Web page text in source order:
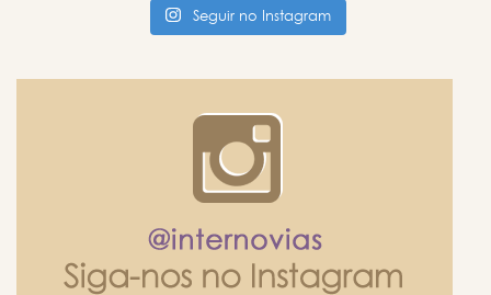
Seguir no Instagram